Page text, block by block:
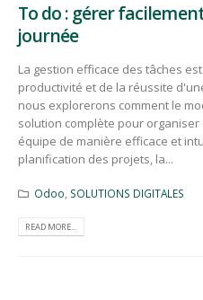
To do : gérer
journée
La gestion efficace des tâches
productivité et de la réussite
nous explorerons comment le
solution complète pour
équipe de manière efficace et
planification des projets, la...
Odoo, SOLUTIONS DIGITALES
READ MORE...